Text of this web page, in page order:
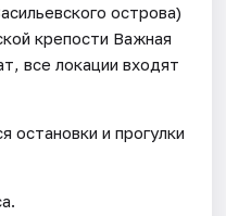
острова)
крепости Важная
все локации входят
остановки и прогулки